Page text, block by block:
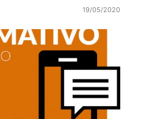
19/05/2020